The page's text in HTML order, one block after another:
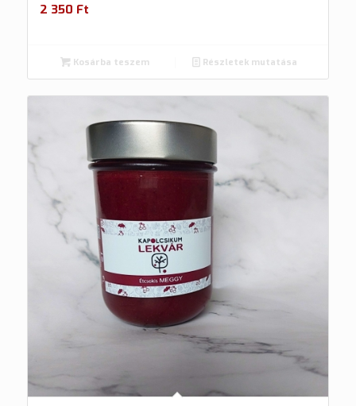
2 350 Ft
Kosárba teszem Részletek mutatása